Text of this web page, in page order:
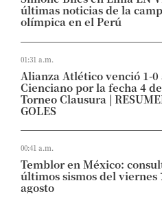
últimas noticias de la
olímpica en el Perú
01:31 a.m.
Alianza Atlético venció 1-0
Cienciano por la fecha 4
Torneo Clausura |
GOLES
00:41 a.m.
Temblor en México:
últimos sismos del viernes
agosto